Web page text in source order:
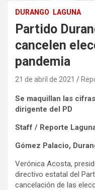
DURANGO LAGUNA
Partido
cancelen
pandemia
21 de abril de 2021
Se maquillan las
dirigente del PD
Staff / Reporte
Gómez Palacio,
Verónica Acosta,
directivo estatal del
cancelación de las